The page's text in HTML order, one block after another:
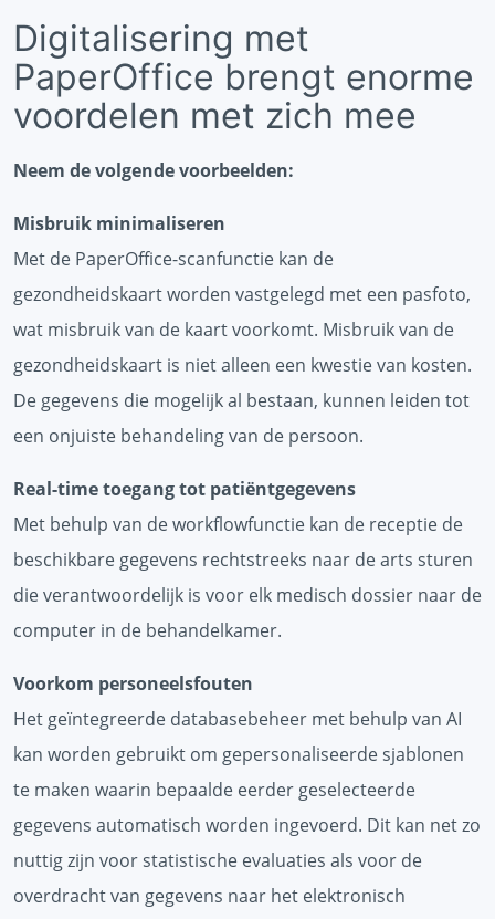
Digitalisering met
PaperOffice brengt enorme
voordelen met zich mee
Neem de volgende voorbeelden:
Misbruik minimaliseren
Met de PaperOffice-scanfunctie kan de
gezondheidskaart worden vastgelegd met een pasfoto,
wat misbruik van de kaart voorkomt. Misbruik van de
gezondheidskaart is niet alleen een kwestie van kosten.
De gegevens die mogelijk al bestaan, kunnen leiden tot
een onjuiste behandeling van de persoon.
Real-time toegang tot patiëntgegevens
Met behulp van de workflowfunctie kan de receptie de
beschikbare gegevens rechtstreeks naar de arts sturen
die verantwoordelijk is voor elk medisch dossier naar de
computer in de behandelkamer.
Voorkom personeelsfouten
Het geïntegreerde databasebeheer met behulp van AI
kan worden gebruikt om gepersonaliseerde sjablonen
te maken waarin bepaalde eerder geselecteerde
gegevens automatisch worden ingevoerd. Dit kan net zo
nuttig zijn voor statistische evaluaties als voor de
overdracht van gegevens naar het elektronisch